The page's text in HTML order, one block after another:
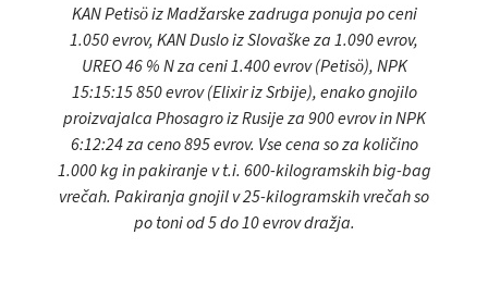
KAN Petisö iz Madžarske zadruga ponuja po ceni
1.050 evrov, KAN Duslo iz Slovaške za 1.090 evrov,
UREO 46 % N za ceni 1.400 evrov (Petisö), NPK
15:15:15 850 evrov (Elixir iz Srbije), enako gnojilo
proizvajalca Phosagro iz Rusije za 900 evrov in NPK
6:12:24 za ceno 895 evrov. Vse cena so za količino
1.000 kg in pakiranje v t.i. 600-kilogramskih big-bag
vrečah. Pakiranja gnojil v 25-kilogramskih vrečah so
po toni od 5 do 10 evrov dražja.